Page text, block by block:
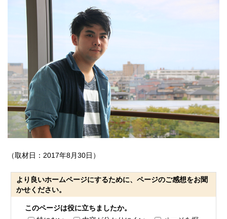
（取材日：2017年8月30日）
より良いホームページにするために、ページのご感想をお聞
かせください。
このページは役に立ちましたか。